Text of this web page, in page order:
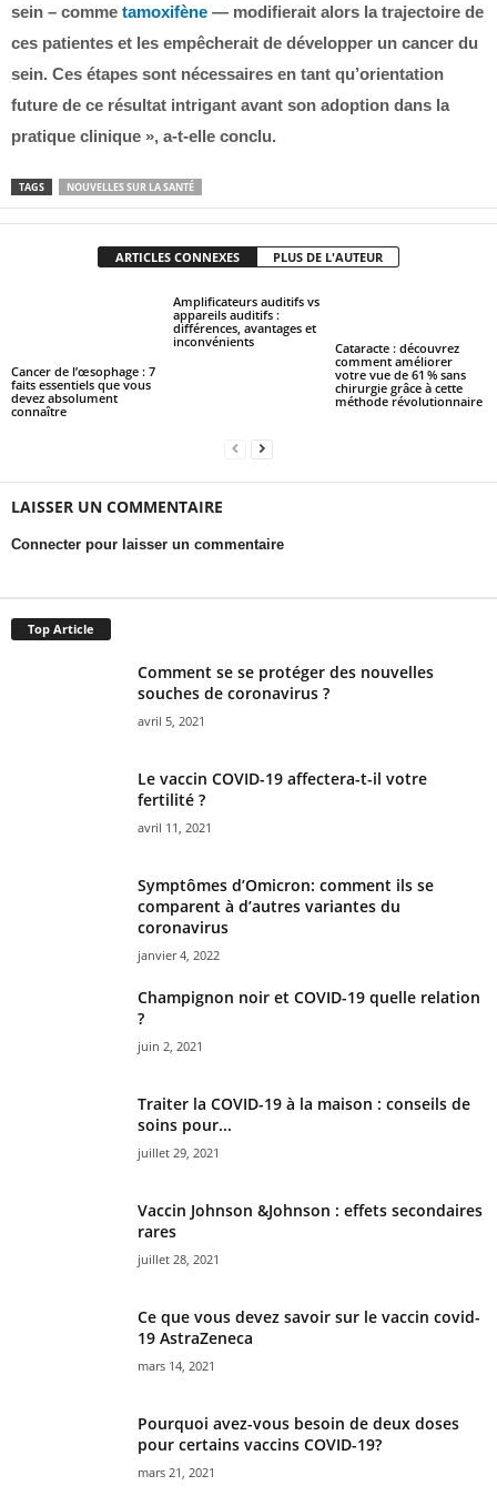
sein – comme tamoxifène — modifierait alors la trajectoire de
ces patientes et les empêcherait de développer un cancer du
sein. Ces étapes sont nécessaires en tant qu’orientation
future de ce résultat intrigant avant son adoption dans la
pratique clinique », a-t-elle conclu.
TAGS NOUVELLES SUR LA SANTÉ
ARTICLES CONNEXES PLUS DE L'AUTEUR
Cancer de l’œsophage : 7
faits essentiels que vous
devez absolument
connaître
Amplificateurs auditifs vs
appareils auditifs :
différences, avantages et
inconvénients
Cataracte : découvrez
comment améliorer
votre vue de 61 % sans
chirurgie grâce à cette
méthode révolutionnaire
LAISSER UN COMMENTAIRE
Connecter pour laisser un commentaire
Top Article
Comment se se protéger des nouvelles
souches de coronavirus ?
avril 5, 2021
Le vaccin COVID-19 affectera-t-il votre
fertilité ?
avril 11, 2021
Symptômes d’Omicron: comment ils se
comparent à d’autres variantes du
coronavirus
janvier 4, 2022
Champignon noir et COVID-19 quelle relation
?
juin 2, 2021
Traiter la COVID-19 à la maison : conseils de
soins pour...
juillet 29, 2021
Vaccin Johnson &Johnson : effets secondaires
rares
juillet 28, 2021
Ce que vous devez savoir sur le vaccin covid-
19 AstraZeneca
mars 14, 2021
Pourquoi avez-vous besoin de deux doses
pour certains vaccins COVID-19?
mars 21, 2021